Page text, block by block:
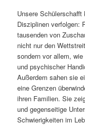
Unsere
Disziplinen verfolgen:
tausenden von
nicht nur den
sondern vor allem,
und psychischer
Außerdem sahen sie
eine Grenzen
ihren Familien. Sie
und gegenseitige
Schwierigkeiten im